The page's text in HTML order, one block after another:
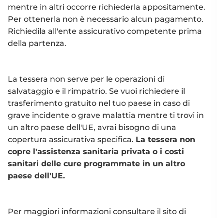
mentre in altri occorre richiederla appositamente.
Per ottenerla non è necessario alcun pagamento.
Richiedila all'ente assicurativo competente prima
della partenza.
La tessera non serve per le operazioni di
salvataggio e il rimpatrio. Se vuoi richiedere il
trasferimento gratuito nel tuo paese in caso di
grave incidente o grave malattia mentre ti trovi in
un altro paese dell'UE, avrai bisogno di una
copertura assicurativa specifica. La tessera non
copre l'assistenza sanitaria privata o i costi
sanitari delle cure programmate in un altro
paese dell'UE.
Per maggiori informazioni consultare il sito di